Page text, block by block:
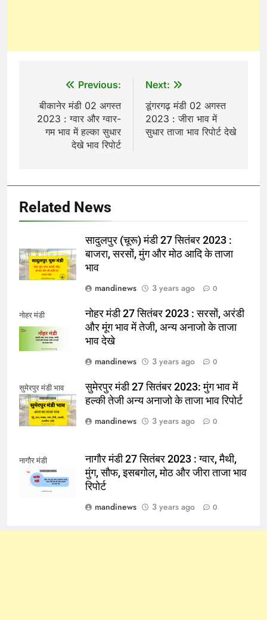
navigation
Previous:
बीकानेर मंडी 02 अगस्त
2023 : ग्वार और ग्वार-
गम भाव में हल्का सुधार
देखे भाव रिपोर्ट
Next:
डूंगरगढ़ मंडी 02 अगस्त
2023 : जीरा भाव में
सुधार ताजा भाव रिपोर्ट देखे
Related News
सादुलपुर (चूरू) मंडी 27 सितंबर 2023 :
बाजरा, सरसों, मुंग और मोठ आदि के ताजा
भाव
mandinews
3 years ago 0
नोहर मंडी
नोहर मंडी 27 सितंबर 2023 : सरसों, अरंडी
और मूंग भाव में तेजी, अन्य अनाजो के ताजा
भाव देखे
mandinews
3 years ago 0
सुमेरपुर मंडी भाव
सुमेरपुर मंडी 27 सितंबर 2023: मुंग भाव में
हल्की तेजी अन्य अनाजो के ताजा भाव रिपोर्ट
mandinews
3 years ago 0
नागौर मंडी
नागौर मंडी 27 सितंबर 2023 : ग्वार, मैथी,
मुंग, सौफ, इसबगोल, मोठ और जीरा ताजा भाव
रिपोर्ट
mandinews
3 years ago 0